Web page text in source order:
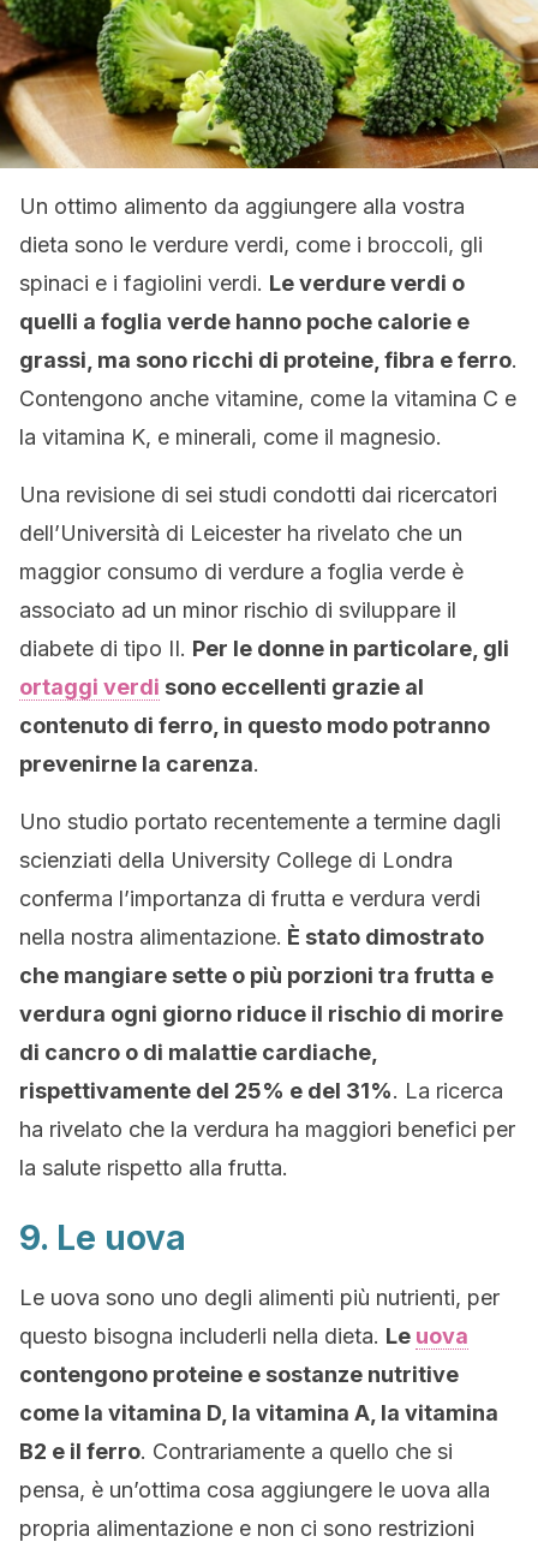
Un ottimo alimento da aggiungere alla vostra
dieta sono le verdure verdi, come i broccoli, gli
spinaci e i fagiolini verdi. Le verdure verdi o
quelli a foglia verde hanno poche calorie e
grassi, ma sono ricchi di proteine, fibra e ferro.
Contengono anche vitamine, come la vitamina C e
la vitamina K, e minerali, come il magnesio.
Una revisione di sei studi condotti dai ricercatori
dell’Università di Leicester ha rivelato che un
maggior consumo di verdure a foglia verde è
associato ad un minor rischio di sviluppare il
diabete di tipo II. Per le donne in particolare, gli
ortaggi verdi sono eccellenti grazie al
contenuto di ferro, in questo modo potranno
prevenirne la carenza.
Uno studio portato recentemente a termine dagli
scienziati della University College di Londra
conferma l’importanza di frutta e verdura verdi
nella nostra alimentazione. È stato dimostrato
che mangiare sette o più porzioni tra frutta e
verdura ogni giorno riduce il rischio di morire
di cancro o di malattie cardiache,
rispettivamente del 25% e del 31%. La ricerca
ha rivelato che la verdura ha maggiori benefici per
la salute rispetto alla frutta.
9. Le uova
Le uova sono uno degli alimenti più nutrienti, per
questo bisogna includerli nella dieta. Le uova
contengono proteine e sostanze nutritive
come la vitamina D, la vitamina A, la vitamina
B2 e il ferro. Contrariamente a quello che si
pensa, è un’ottima cosa aggiungere le uova alla
propria alimentazione e non ci sono restrizioni